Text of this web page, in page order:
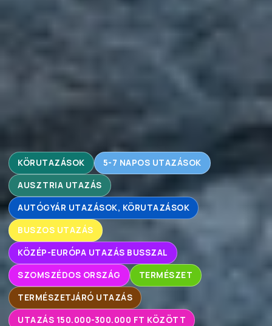
KÖRUTAZÁSOK 5-7 NAPOS UTAZÁSOK
AUSZTRIA UTAZÁS
AUTÓGYÁR UTAZÁSOK, KÖRUTAZÁSOK
BUSZOS UTAZÁS
KÖZÉP-EURÓPA UTAZÁS BUSSZAL
SZOMSZÉDOS ORSZÁG TERMÉSZET
TERMÉSZETJÁRÓ UTAZÁS
UTAZÁS 150.000-300.000 FT KÖZÖTT